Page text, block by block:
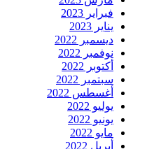
فبراير 2023
يناير 2023
ديسمبر 2022
نوفمبر 2022
أكتوبر 2022
سبتمبر 2022
أغسطس 2022
يوليو 2022
يونيو 2022
مايو 2022
أبريل 2022